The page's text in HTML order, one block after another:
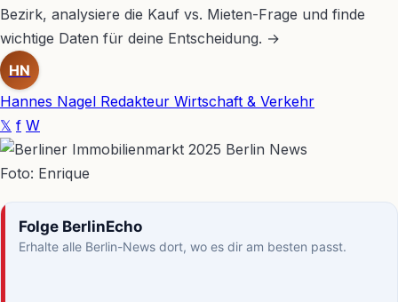
Bezirk, analysiere die Kauf vs. Mieten-Frage und finde
wichtige Daten für deine Entscheidung. →
HN
Hannes Nagel Redakteur Wirtschaft & Verkehr
𝕏 f W
Foto: Enrique
Folge BerlinEcho
Erhalte alle Berlin-News dort, wo es dir am besten passt.